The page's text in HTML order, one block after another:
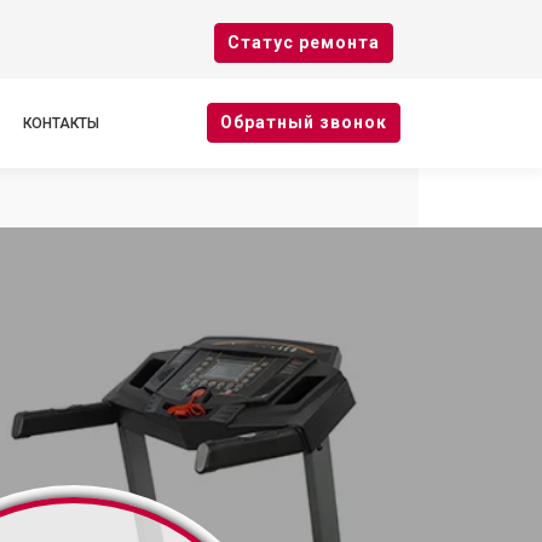
Cтатус ремонта
КОНТАКТЫ Oбратный звонок